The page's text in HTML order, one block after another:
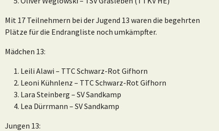
Mit 17 Teilnehmern bei der Jugend 13 waren die begehrten
Plätze für die Endrangliste noch umkämpfter.
Mädchen 13:
Leili Alawi – TTC Schwarz-Rot Gifhorn
Leoni Kühnlenz – TTC Schwarz-Rot Gifhorn
Lara Steinberg – SV Sandkamp
Lea Dürrmann – SV Sandkamp
Jungen 13: